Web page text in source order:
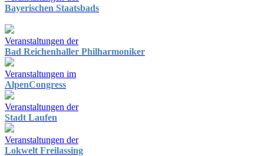
Bayerischen Staatsbads
Veranstaltungen der
Bad Reichenhaller Philharmoniker
Veranstaltungen im
AlpenCongress
Veranstaltungen der
Stadt Laufen
Veranstaltungen der
Lokwelt Freilassing